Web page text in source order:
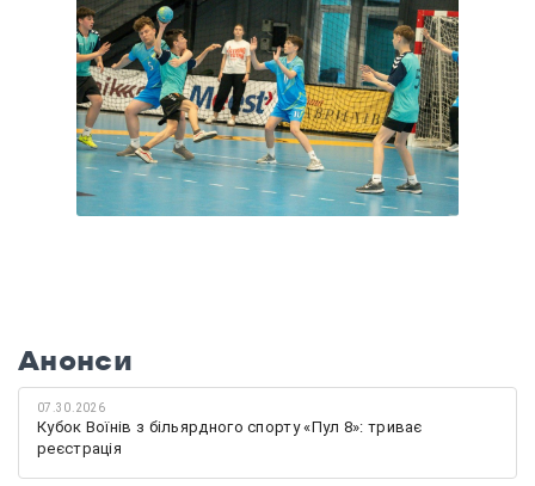
Анонси
07.30.2026
Кубок Воїнів з більярдного спорту «Пул 8»: триває
реєстрація